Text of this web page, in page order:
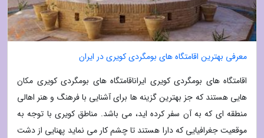
معرفی بهترین اقامتگاه های بومگردی کویری در ایران
اقامتگاه های بومگردی کویری ایراناقامتگاه های بومگردی کویری مکان
هایی هستند که جز بهترین گزینه ها برای آشنایی با فرهنگ و هنر اهالی
منطقه ای که به آن سفر کرده اید، می باشد. مناطق کویری با توجه به
موقعیت جغرافیایی که دارا هستند تا چشم کار می نماید پهنایی از دشت